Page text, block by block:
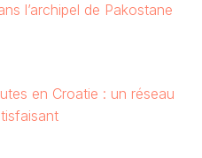
l’archipel de Pakostane
en Croatie : un réseau